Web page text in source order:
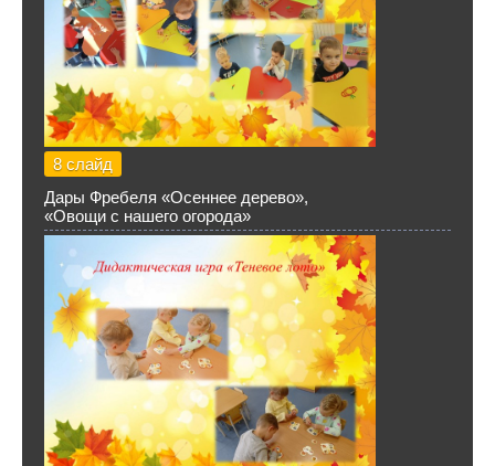
8 слайд
Дары Фребеля «Осеннее дерево»,
«Овощи с нашего огорода»